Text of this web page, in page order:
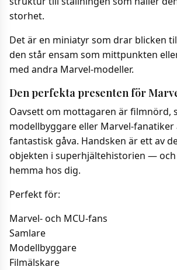
storhet.
Det är en miniatyr som drar blicken
den står ensam som mittpunkten
med andra Marvel-modeller.
Den perfekta presenten för
Oavsett om mottagaren är filmnörd,
modellbyggare eller Marvel-fanatiker
fantastisk gåva. Handsken är ett av
objekten i superhjältehistorien — och
hemma hos dig.
Perfekt för:
Marvel- och MCU-fans
Samlare
Modellbyggare
Filmälskare